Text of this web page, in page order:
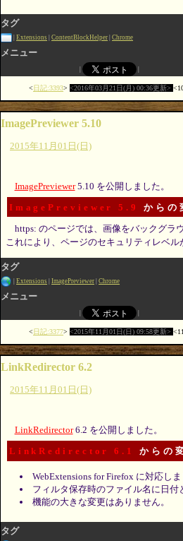
タグ
Extensions ContentBlockHelper Chrome
メニュー
日記:3393 2016年03月21日(月) 00:36更新
ImagePreviewer 5.10
2015年11月01日(日)
ImagePreviewer5.10 を公開しました。
ImagePreviewer 5.9 からの
https: のページでは、画像をバックグラ
これにより、ページのセキュリティレベル
タグ
Extensions ImagePreviewer Chrome
メニュー
日記:3377 2015年11月01日(日) 09:58更新
LinkRedirector 6.2
2015年11月01日(日)
LinkRedirector6.2 を公開しました。
LinkRedirector 6.1 からの
WebExtensions for Firefox に対応し
フィルタ保存時のファイル名に日付
機能の大きな変更はありません。
タグ